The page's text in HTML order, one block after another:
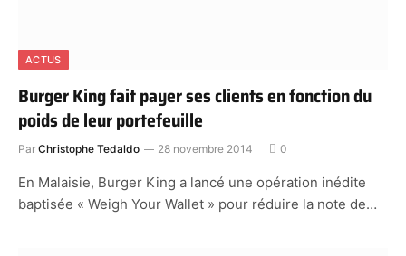
ACTUS
Burger King fait payer ses clients en fonction du
poids de leur portefeuille
Par Christophe Tedaldo 28 novembre 2014 0
En Malaisie, Burger King a lancé une opération inédite
baptisée « Weigh Your Wallet » pour réduire la note de…